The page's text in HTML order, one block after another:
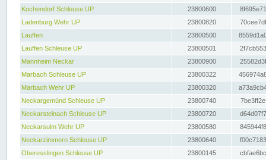
Kochendorf Schleuse UP
23800600
Ladenburg Wehr UP
23800820
Lauffen
23800500
Lauffen Schleuse UP
23800501
Mannheim Neckar
23800900
Marbach Schleuse UP
23800322
Marbach Wehr UP
23800320
Neckargemünd Schleuse UP
23800740
Neckarsteinach Schleuse UP
23800720
Neckarsulm Wehr UP
23800580
Neckarzimmern Schleuse UP
23800640
Oberesslingen Schleuse UP
23800145